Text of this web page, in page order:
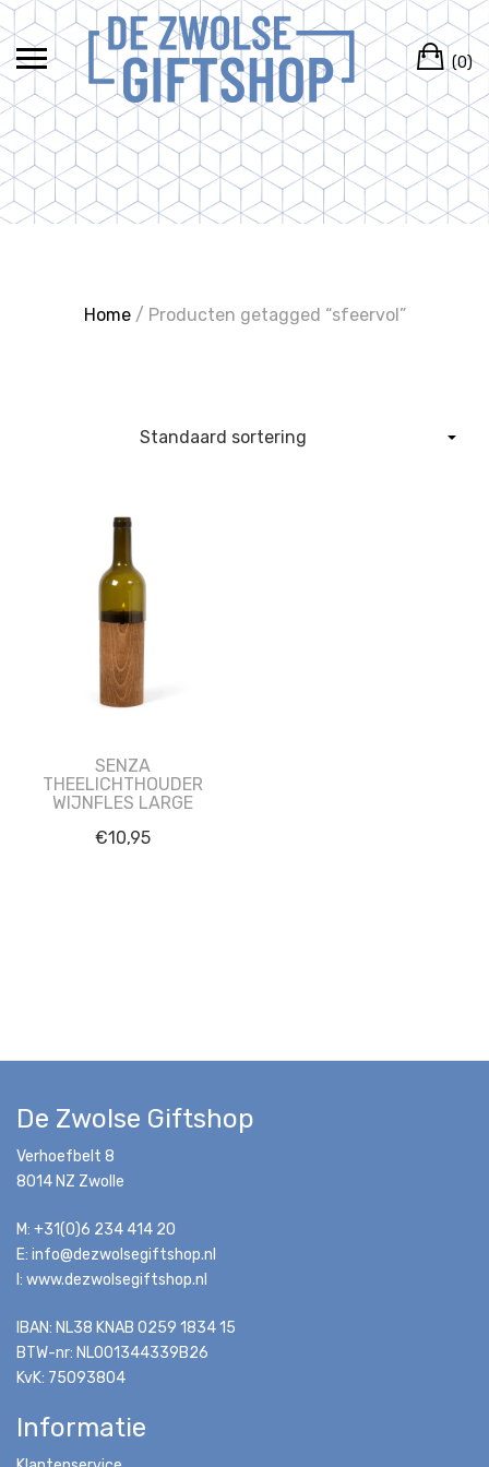
Ga
naar
de
inhoud
(0)
Home/ Producten getagged “sfeervol”
SENZA
THEELICHTHOUDER
WIJNFLES LARGE
€10,95
De Zwolse Giftshop
Verhoefbelt 8
8014 NZ Zwolle
M: +31(0)6 234 414 20
E: info@dezwolsegiftshop.nl
I: www.dezwolsegiftshop.nl
IBAN: NL38 KNAB 0259 1834 15
BTW-nr: NL001344339B26
KvK: 75093804
Informatie